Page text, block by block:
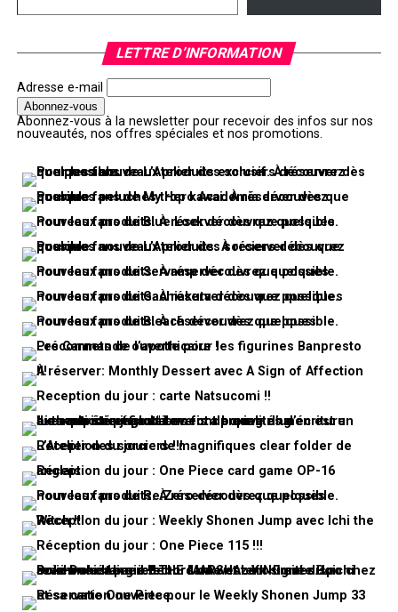
LETTRE D’INFORMATION
Adresse e-mail
Abonnez-vous à la newsletter pour recevoir des infos sur nos
nouveautés, nos offres spéciales et nos promotions.